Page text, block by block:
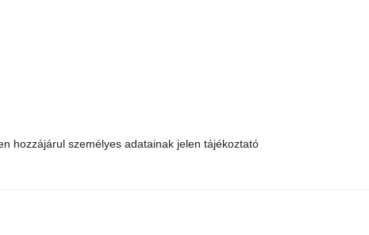
hozzájárul személyes adatainak jelen tájékoztató